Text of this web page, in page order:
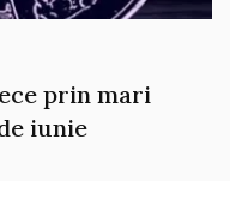
prin mari
iunie